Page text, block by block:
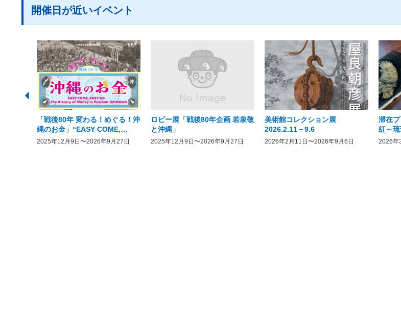
開催日が近いイベント
「戦後80年 変わる！めぐる！沖
縄のお金」“EASY COME,
EASY GO － The History of
2025年12月9日〜2026年9月27日
ロビー展「戦後80年企画 若泉敬
と沖縄」
2025年12月9日〜2026年9月27日
美術館コレクション展
2026.2.11－9.6
2026年2月11日〜2026年9月6日
滞在
紅～琉
2026年